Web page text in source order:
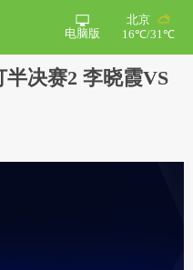
北京
16℃/31℃
电脑版
决赛2 李晓霞VS